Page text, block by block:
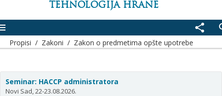
TEHNOLOGIJA HRANE
share
Propisi / Zakoni / Zakon o predmetima opšte upotrebe
Seminar: HACCP administratora
Novi Sad, 22-23.08.2026.